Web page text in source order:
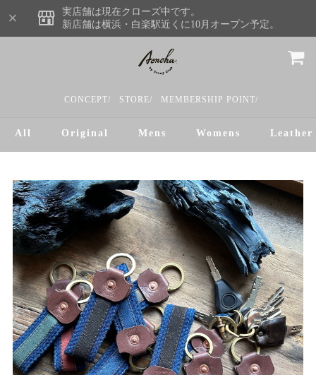
実店舗は現在クローズ中です。
新店舗は横浜・白楽駅近くに10月オープン予定。
CONCEPT/ STORE/ MEMBERSHIP POINT/
All Original Mens Womens Leather